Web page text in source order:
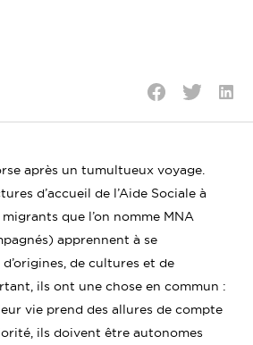
après un tumultueux voyage.
d’accueil de l’Aide Sociale à
migrants que l’on nomme MNA
apprennent à se
de cultures et de
ils ont une chose en commun :
vie prend des allures de compte
ils doivent être autonomes